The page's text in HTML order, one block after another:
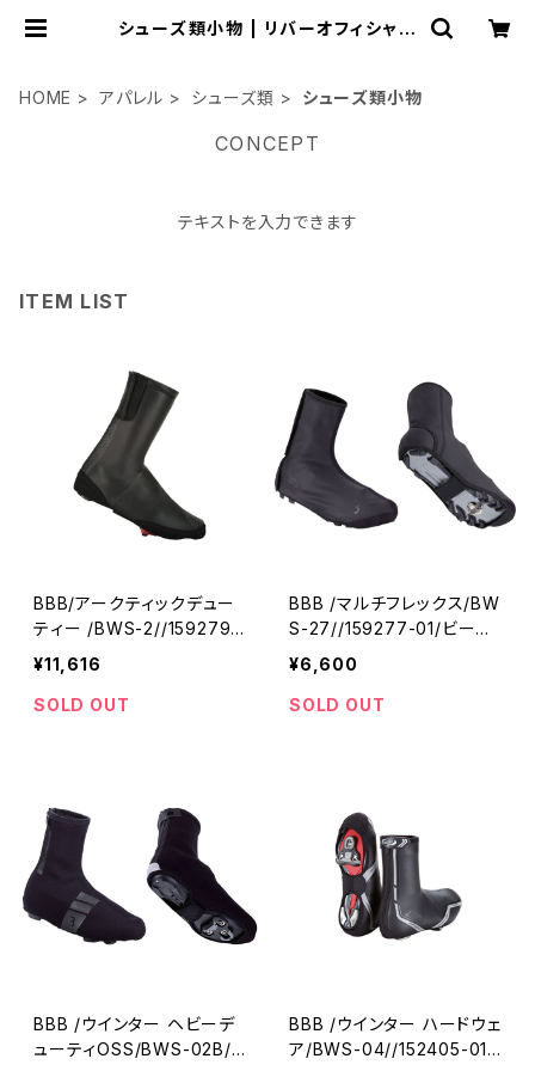
シューズ類小物 | リバーオフィシャル
HOME アパレル シューズ類 シューズ類小物
CONCEPT
テキストを入力できます
ITEM LIST
BBB/アークティックデュー
ティー /BWS-2//159279-
01/ビービービー
¥11,616
SOLD OUT
BBB /マルチフレックス/BW
S-27//159277-01/ビービ
ービー
¥6,600
SOLD OUT
BBB /ウインター ヘビーデ
ューティOSS/BWS-02B/
BBB /ウインター ハードウェ
ア/BWS-04//152405-01/